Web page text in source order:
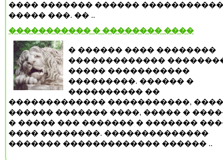
���� ������� ������
����� ���. �� ..
����������� � �������� ����
� ������ ���� ��������
�������������
����� �����������
���������. ������ �
���������� ��
������������� �����������,
������ ������� ����, ����� �
� ����� ��� ������� � �������
���� ��������. ��������������
������� ������������� ������ ..